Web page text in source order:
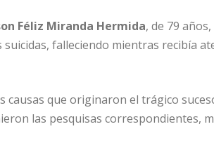
Féliz Miranda Hermida, de 79
falleciendo mientras recibía
causas que originaron el trágico
las pesquisas correspondientes,